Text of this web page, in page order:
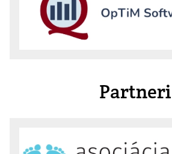
Partneri